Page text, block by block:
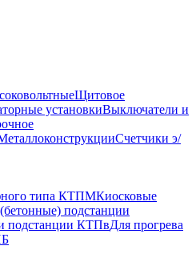
Щитовое
установкиВыключатели и
Счетчики э/
типа КТПМКиосковые
подстанции
подстанции КТПвДля прогрева